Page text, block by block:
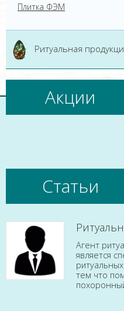
Плитка ФЭМ
Ритуальная
Акции
Статьи
Агент
является
тем что